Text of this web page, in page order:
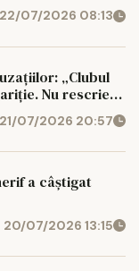
22/07/2026 08:13
„Clubul
Nu rescrieți
21/07/2026 20:57
a câștigat
20/07/2026 13:15